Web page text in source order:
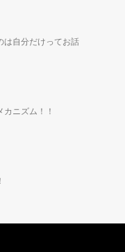
は自分だけってお話
ニズム！！